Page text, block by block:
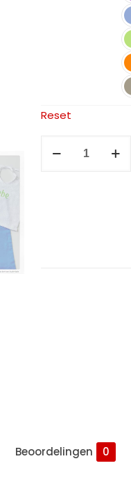
Reset
Beoordelingen 0